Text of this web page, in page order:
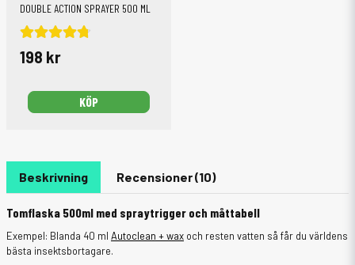
Beskrivning Recensioner (10)
Tomflaska 500ml med spraytrigger och måttabell
Exempel: Blanda 40 ml Autoclean + wax och resten vatten så får du världens
bästa insektsbortagare.
DOUBLE ACTION SPRAYER 500 ML
198 kr
KÖP